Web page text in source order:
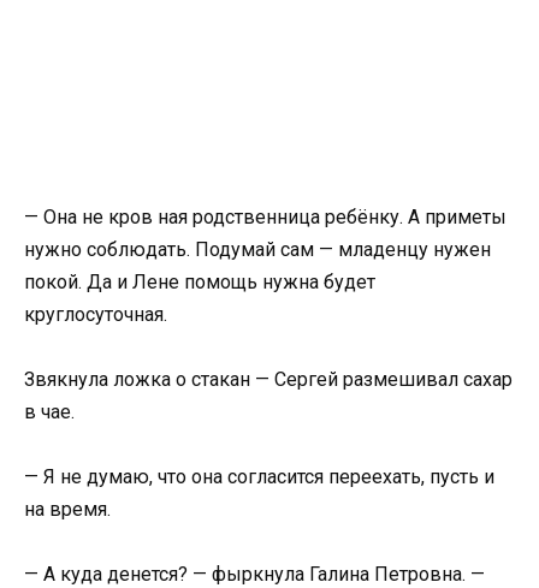
— Она не кров ная родственница ребёнку. А приметы
нужно соблюдать. Подумай сам — младенцу нужен
покой. Да и Лене помощь нужна будет
круглосуточная.
Звякнула ложка о стакан — Сергей размешивал сахар
в чае.
— Я не думаю, что она согласится переехать, пусть и
на время.
— А куда денется? — фыркнула Галина Петровна. —